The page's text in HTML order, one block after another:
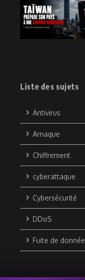
Liste des sujets
Antivirus
Arnaque
Chiffrement
cyberattaque
Cybersécurité
DDoS
Fuite de